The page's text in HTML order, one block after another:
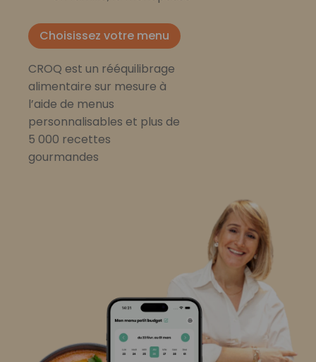
Choisissez votre menu
CROQ est un rééquilibrage
alimentaire sur mesure à
l’aide de menus
personnalisables et plus de
5 000 recettes
gourmandes